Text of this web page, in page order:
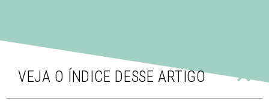
VEJA O ÍNDICE DESSE ARTIGO